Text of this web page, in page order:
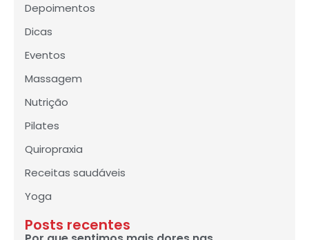
Depoimentos
Dicas
Eventos
Massagem
Nutrição
Pilates
Quiropraxia
Receitas saudáveis
Yoga
Posts recentes